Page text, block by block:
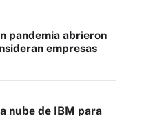
pandemia abrieron
empresas
nube de IBM para